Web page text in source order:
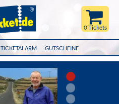
TICKETALARM GUTSCHEINE
0 Tickets